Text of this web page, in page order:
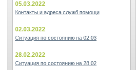
05.03.2022
Контакты и адреса служб помощи
02.03.2022
Ситуация по состоянию на 02.03
28.02.2022
Ситуация по состоянию на 28.02